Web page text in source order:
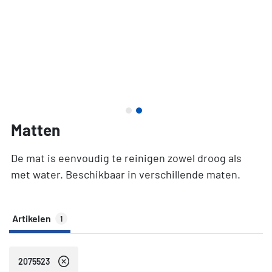
Matten
De mat is eenvoudig te reinigen zowel droog als
met water. Beschikbaar in verschillende maten.
Artikelen 1
2075523